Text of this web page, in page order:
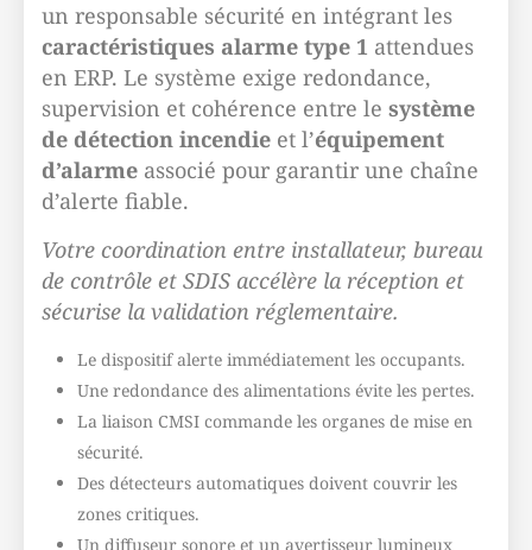
un responsable sécurité en intégrant les
caractéristiques alarme type 1 attendues
en ERP. Le système exige redondance,
supervision et cohérence entre le système
de détection incendie et l’équipement
d’alarme associé pour garantir une chaîne
d’alerte fiable.
Votre coordination entre installateur, bureau
de contrôle et SDIS accélère la réception et
sécurise la validation réglementaire.
Le dispositif alerte immédiatement les occupants.
Une redondance des alimentations évite les pertes.
La liaison CMSI commande les organes de mise en
sécurité.
Des détecteurs automatiques doivent couvrir les
zones critiques.
Un diffuseur sonore et un avertisseur lumineux